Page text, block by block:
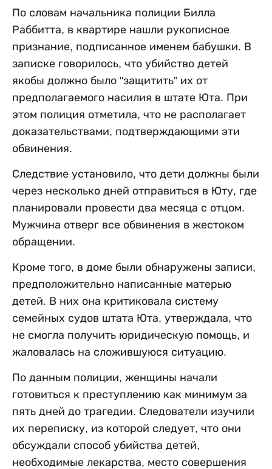
По словам начальника полиции Билла
Раббитта, в квартире нашли рукописное
признание, подписанное именем бабушки. В
записке говорилось, что убийство детей
якобы должно было "защитить” их от
предполагаемого насилия в штате Юта. При
этом полиция отметила, что не располагает
доказательствами, подтверждающими эти
обвинения.
Следствие установило, что дети должны были
через несколько дней отправиться в Юту, где
планировали провести два месяца с отцом.
Мужчина отверг все обвинения в жестоком
обращении.
Кроме того, в доме были обнаружены записи,
предположительно написанные матерью
детей. В них она критиковала систему
семейных судов штата Юта, утверждала, что
не смогла получить юридическую помощь, и
жаловалась на сложившуюся ситуацию.
По данным полиции, женщины начали
готовиться к преступлению как минимум за
пять дней до трагедии. Следователи изучили
их переписку, из которой следует, что они
обсуждали способ убийства детей,
необходимые лекарства, место совершения